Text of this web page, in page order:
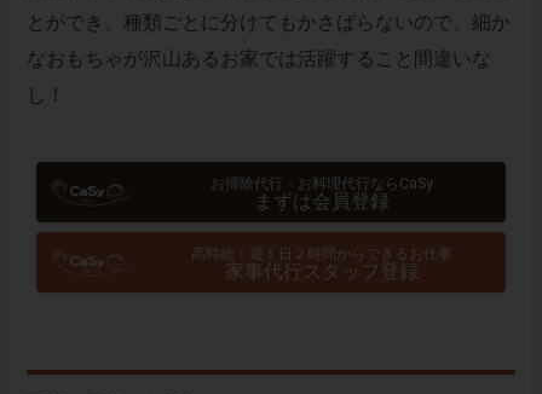
とができ、種類ごとに分けてもかさばらないので、細か
なおもちゃが沢山あるお家では活躍すること間違いな
し！
お掃除代行・お料理代行ならCaSy
まずは会員登録
高時給！週１日２時間からできるお仕事
家事代行スタッフ登録